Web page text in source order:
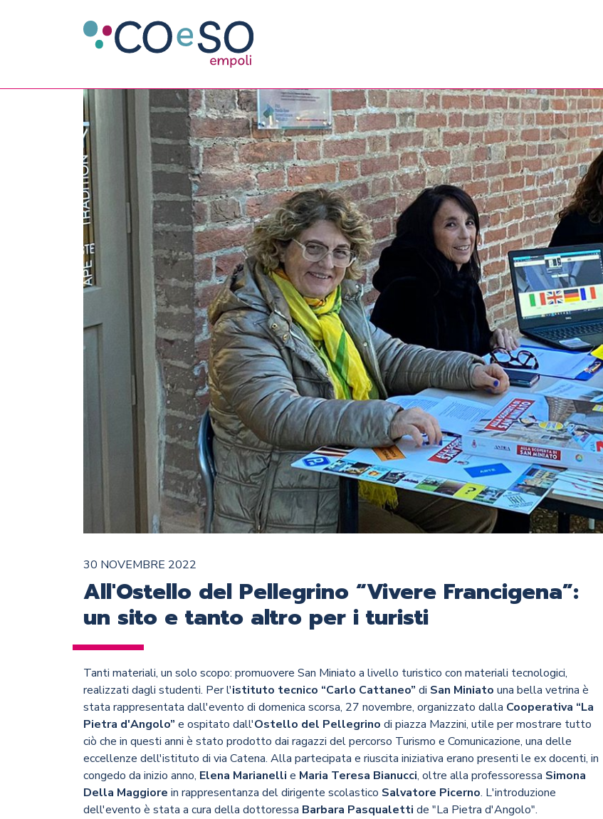
30 NOVEMBRE 2022
All'Ostello del Pellegrino “Vivere Francigena”:
un sito e tanto altro per i turisti
Tanti materiali, un solo scopo: promuovere San Miniato a livello turistico con materiali tecnologici,
realizzati dagli studenti. Per l'istituto tecnico “Carlo Cattaneo” di San Miniato una bella vetrina è
stata rappresentata dall'evento di domenica scorsa, 27 novembre, organizzato dalla Cooperativa “La
Pietra d'Angolo” e ospitato dall'Ostello del Pellegrino di piazza Mazzini, utile per mostrare tutto
ciò che in questi anni è stato prodotto dai ragazzi del percorso Turismo e Comunicazione, una delle
eccellenze dell'istituto di via Catena. Alla partecipata e riuscita iniziativa erano presenti le ex docenti, in
congedo da inizio anno, Elena Marianelli e Maria Teresa Bianucci, oltre alla professoressa Simona
Della Maggiore in rappresentanza del dirigente scolastico Salvatore Picerno. L'introduzione
dell'evento è stata a cura della dottoressa Barbara Pasqualetti de "La Pietra d'Angolo".